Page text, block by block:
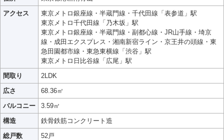
アクセス
東京メトロ銀座線・半蔵門線・千代田線「表参道」駅
東京メトロ千代田線「乃木坂」駅
東京メトロ銀座線・半蔵門線・副都心線・JR山手線・埼京
線・成田エクスプレス・湘南新宿ライン・京王井の頭線・東
急田園都市線・東急東横線「渋谷」駅
東京メトロ日比谷線「広尾」駅
間取り
2LDK
広さ
68.36㎡
バルコニー
3.59㎡
構造
鉄骨鉄筋コンクリート造
総戸数
52戸